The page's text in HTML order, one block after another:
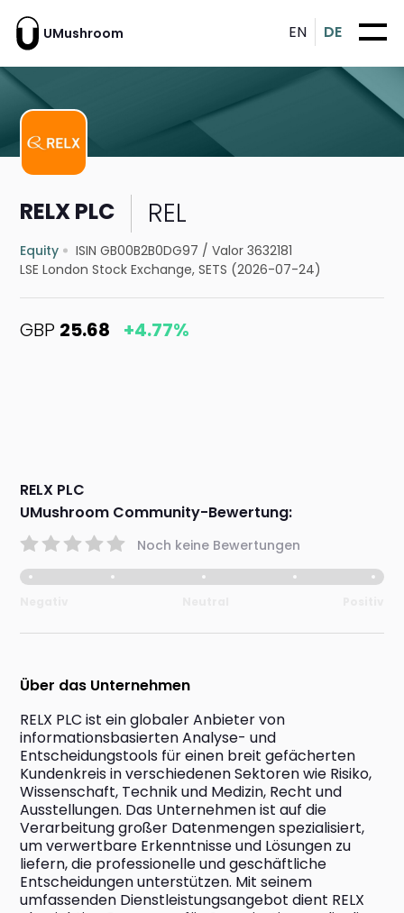
UMushroom EN DE
RELX PLC REL
Equity ISIN GB00B2B0DG97 /Valor 3632181
LSE London Stock Exchange, SETS (2026-07-24)
GBP 25.68 +4.77%
RELX PLC
UMushroom Community-Bewertung:
Noch keine Bewertungen
Über das Unternehmen
RELX PLC ist ein globaler Anbieter von
informationsbasierten Analyse- und
Entscheidungstools für einen breit gefächerten
Kundenkreis in verschiedenen Sektoren wie Risiko,
Wissenschaft, Technik und Medizin, Recht und
Ausstellungen. Das Unternehmen ist auf die
Verarbeitung großer Datenmengen spezialisiert,
um verwertbare Erkenntnisse und Lösungen zu
liefern, die professionelle und geschäftliche
Entscheidungen unterstützen. Mit seinem
umfassenden Dienstleistungsangebot dient RELX